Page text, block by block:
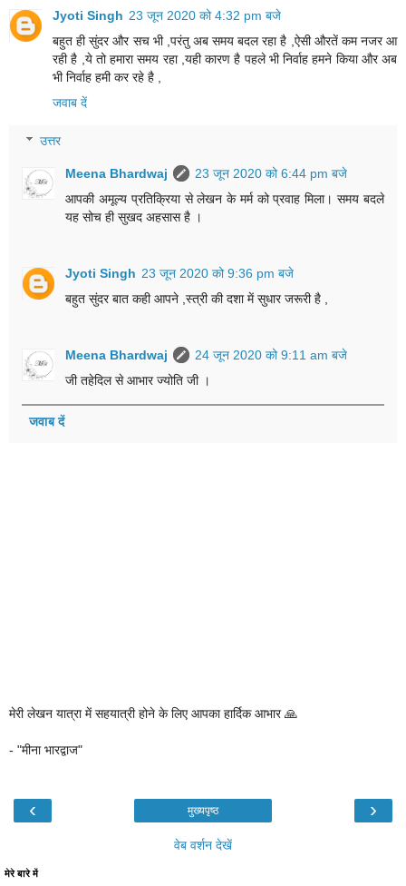
Jyoti Singh 23 जून 2020 को 4:32 pm बजे
बहुत ही सुंदर और सच भी ,परंतु अब समय बदल रहा है ,ऐसी औरतें कम नजर आ
रही है ,ये तो हमारा समय रहा ,यही कारण है पहले भी निर्वाह हमने किया और अब
भी निर्वाह हमी कर रहे है ,
जवाब दें
उत्तर
Meena Bhardwaj
23 जून 2020 को 6:44 pm बजे
आपकी अमूल्य प्रतिक्रिया से लेखन के मर्म को प्रवाह मिला। समय बदले
यह सोच ही सुखद अहसास है ।
Jyoti Singh 23 जून 2020 को 9:36 pm बजे
बहुत सुंदर बात कही आपने ,स्त्री की दशा में सुधार जरूरी है ,
Meena Bhardwaj
24 जून 2020 को 9:11 am बजे
जी तहेदिल से आभार ज्योति जी ।
जवाब दें
मेरी लेखन यात्रा में सहयात्री होने के लिए आपका हार्दिक आभार 🙏
- "मीना भारद्वाज"
‹ ›
मुख्यपृष्ठ
वेब वर्शन देखें
मेरे बारे में